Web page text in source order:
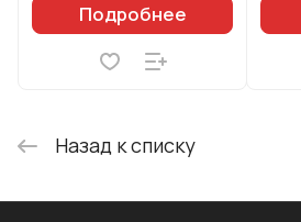
Подробнее
Назад к списку